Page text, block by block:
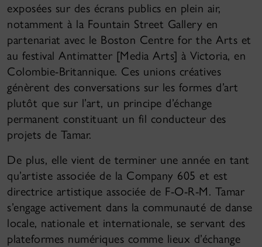
exposées sur des écrans publics en plein air,
notamment à la Fountain Street Gallery en
partenariat avec le Boston Centre for the Arts et
au festival Antimatter [Media Arts] à Victoria, en
Colombie-Britannique. Ces unions créatives
génèrent des conversations sur les formes d’art
plutôt que sur l’art, un principe d’échange
permanent constituant un fil conducteur des
projets de Tamar.
De plus, elle vient de terminer une année en tant
qu’artiste associée de la Company 605 et est
directrice artistique associée de F-O-R-M. Tamar
s’engage activement dans la communauté de danse
locale, nationale et internationale, se servant des
plateformes numériques comme lieux d’échange